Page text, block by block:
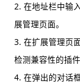
2. 在地址栏中输
展管理页面。
3. 在扩展管理页
检测兼容性的插件
4. 在弹出的对话